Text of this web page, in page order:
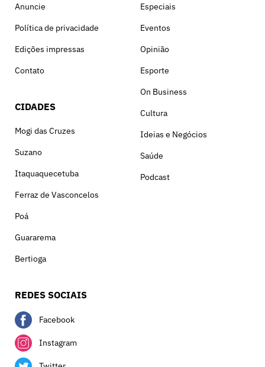
Anuncie
Política de privacidade
Edições impressas
Contato
CIDADES
Mogi das Cruzes
Suzano
Itaquaquecetuba
Ferraz de Vasconcelos
Poá
Guararema
Bertioga
Especiais
Eventos
Opinião
Esporte
On Business
Cultura
Ideias e Negócios
Saúde
Podcast
REDES SOCIAIS
Facebook
Instagram